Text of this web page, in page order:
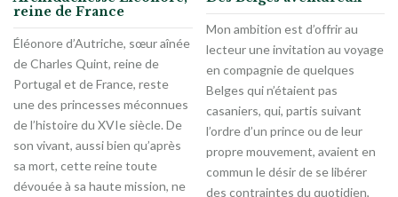
reine de France
Éléonore d’Autriche, sœur aînée
de Charles Quint, reine de
Portugal et de France, reste
une des princesses méconnues
de l’histoire du XVIe siècle. De
son vivant, aussi bien qu’après
sa mort, cette reine toute
dévouée à sa haute mission, ne
Mon ambition est d’offrir au
lecteur une invitation au voyage
en compagnie de quelques
Belges qui n’étaient pas
casaniers, qui, partis suivant
l’ordre d’un prince ou de leur
propre mouvement, avaient en
commun le désir de se libérer
des contraintes du quotidien,